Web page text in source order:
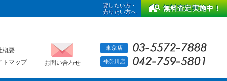
貸したい方・
売りたい方へ
無料査定実施中！
概要
トマップ
お問い合わせ
東京店
神奈川店